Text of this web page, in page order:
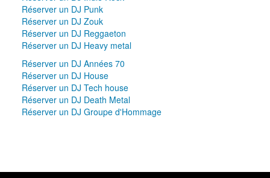
Réserver un DJ Punk
Réserver un DJ Zouk
Réserver un DJ Reggaeton
Réserver un DJ Heavy metal
Réserver un DJ Années 70
Réserver un DJ House
Réserver un DJ Tech house
Réserver un DJ Death Metal
Réserver un DJ Groupe d'Hommage